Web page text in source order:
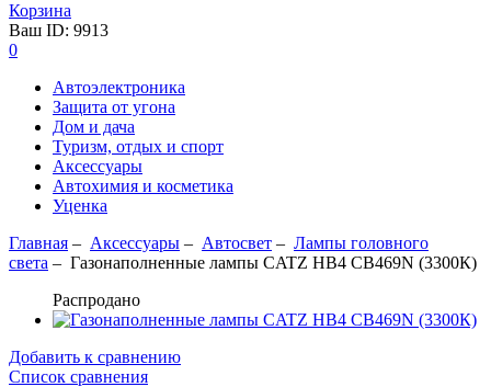
Корзина
Ваш ID: 9913
0
Автоэлектроника
Защита от угона
Дом и дача
Туризм, отдых и спорт
Аксессуары
Автохимия и косметика
Уценка
Главная – Аксессуары – Aвтосвет – Лампы головного
света – Газонаполненные лампы CATZ HB4 CB469N (3300К)
Распродано
Добавить к сравнению
Список сравнения